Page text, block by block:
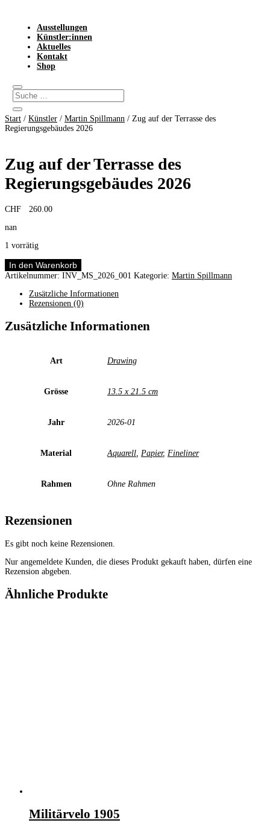
Ausstellungen
Künstler:innen
Aktuelles
Kontakt
Shop
Start / Künstler / Martin Spillmann / Zug auf der Terrasse des
Regierungsgebäudes 2026
Zug auf der Terrasse des
Regierungsgebäudes 2026
CHF
260.00
nan
1 vorrätig
Zug
auf
Terrasse
2026
Menge
In den Warenkorb
Artikelnummer: INV_MS_2026_001 Kategorie: Martin Spillmann
Zusätzliche Informationen
Rezensionen (0)
Zusätzliche Informationen
Art Drawing
Grösse 13.5 x 21.5 cm
Jahr 2026-01
Material Aquarell Papier, Fineliner
Rahmen Ohne Rahmen
Rezensionen
Es gibt noch keine Rezensionen.
Nur angemeldete Kunden, die dieses Produkt gekauft haben, dürfen eine
Rezension abgeben.
Ähnliche Produkte
Militärvelo 1905